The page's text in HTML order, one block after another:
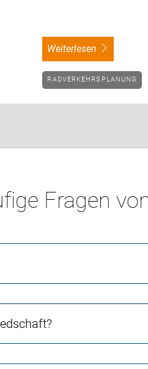
weiterlesen
RADVERKEHRSPLANUNG
Fragen